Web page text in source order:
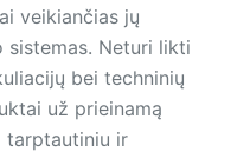
veikiančias jų
Neturi likti
bei techninių
už prieinamą
tarptautiniu ir